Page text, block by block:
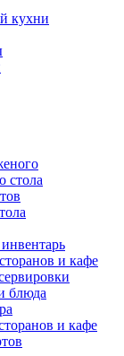
кухни
стола
и кафе
блюда
и кафе